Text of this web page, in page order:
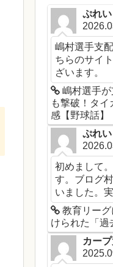
ぷれい
嶋村選手支
ちらのサイ
ざいます。
嶋村選手
も撃破！タ
感【野球話】
ぷれい
初めまして
す。ブログ
いました。
教育リー
けられた「過
カー